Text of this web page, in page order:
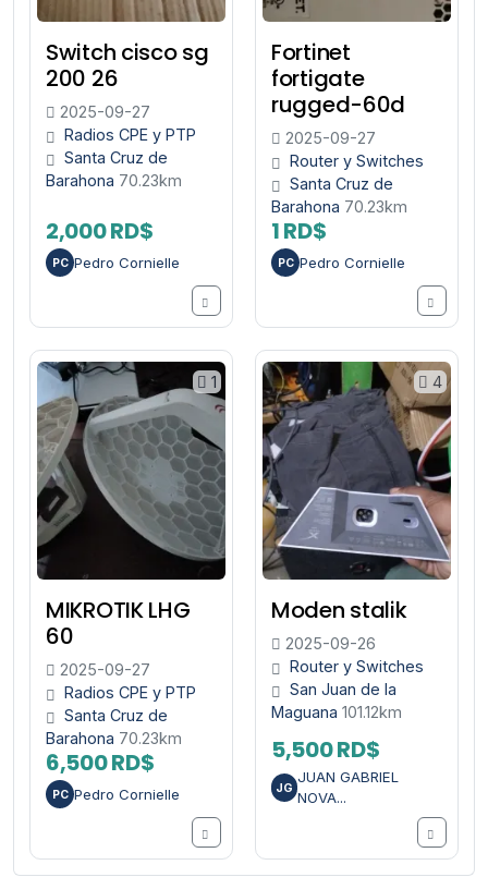
Switch cisco sg
200 26
2025-09-27
Radios CPE y PTP
Santa Cruz de
Barahona 70.23km
2,000 RD$
PC Pedro Cornielle
Fortinet
fortigate
rugged-60d
2025-09-27
Router y Switches
Santa Cruz de
Barahona 70.23km
1 RD$
PC Pedro Cornielle
1
MIKROTIK LHG
60
2025-09-27
Radios CPE y PTP
Santa Cruz de
Barahona 70.23km
6,500 RD$
PC Pedro Cornielle
4
Moden stalik
2025-09-26
Router y Switches
San Juan de la
Maguana 101.12km
5,500 RD$
JG
JUAN GABRIEL
NOVA...